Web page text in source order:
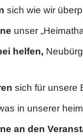
sich wie wir
unser
helfen,
sich für unsere
in unserer
an den